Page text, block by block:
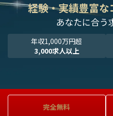
経験・実績豊富な
あなたに合う
年収1,000万円超
3,000求人以上
完全無料